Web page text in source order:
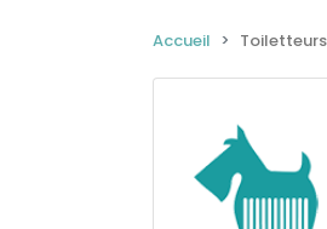
Accueil